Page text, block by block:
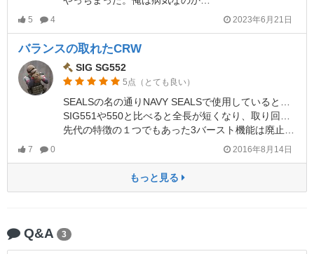
5 4 2023年6月21日
バランスの取れたCRW
SIG SG552
5点（とても良い）
SIG551や550と比べると全長が短くなり、取り回しが格段に良くなっている
先代の特徴の１つでもあった3バースト機能は廃止されセミ・フルのみ
7 0 2016年8月14日
もっと見る
Q&A 3